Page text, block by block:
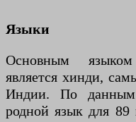
Языки
Основным
является хинди,
Индии. По данным
родной язык для 89